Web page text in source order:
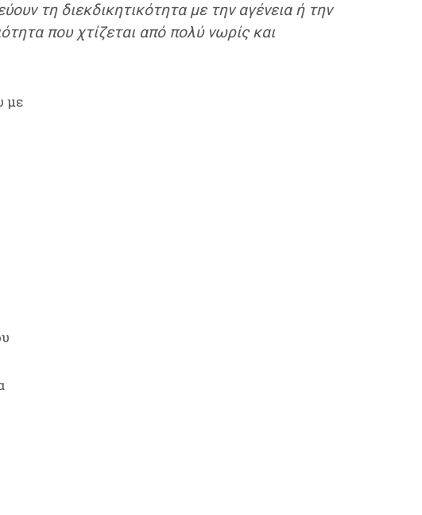
τη διεκδικητικότητα με την αγένεια ή την
που χτίζεται από πολύ νωρίς και
με